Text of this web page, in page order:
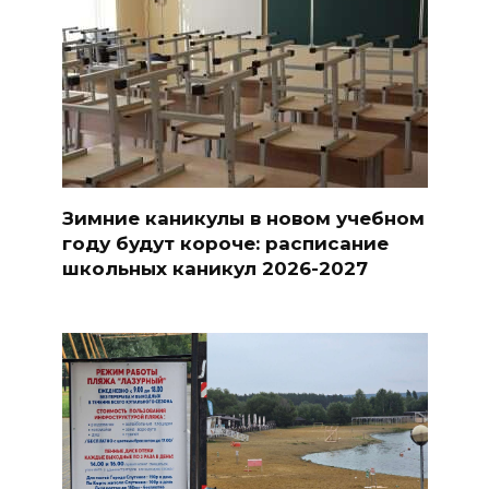
Зимние каникулы в новом учебном
году будут короче: расписание
школьных каникул 2026-2027